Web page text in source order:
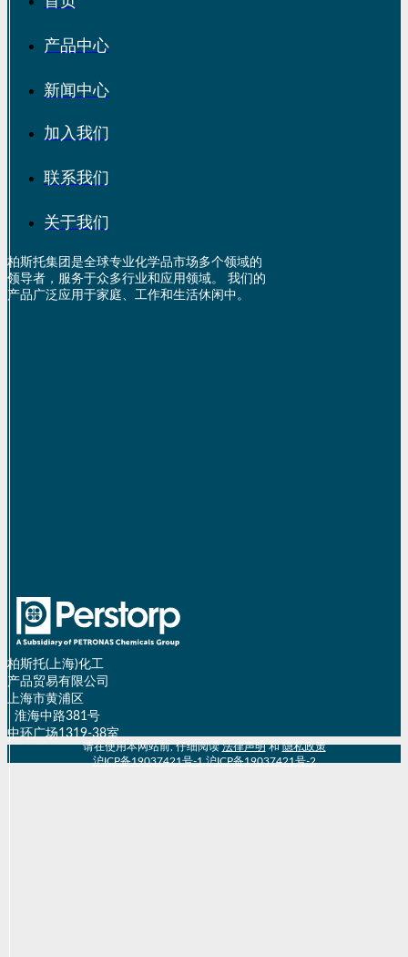
产品中心
新闻中心
加入我们
联系我们
关于我们
柏斯托集团是全球专业化学品市场多个领域的
领导者，服务于众多行业和应用领域。 我们的
产品广泛应用于家庭、工作和生活休闲中。
柏斯托(上海)化工
产品贸易有限公司
上海市黄浦区
淮海中路381号
中环广场1319-38室
请在使用本网站前, 仔细阅读法律声明和隐私政策
沪ICP备19037421号-1,沪ICP备19037421号-2